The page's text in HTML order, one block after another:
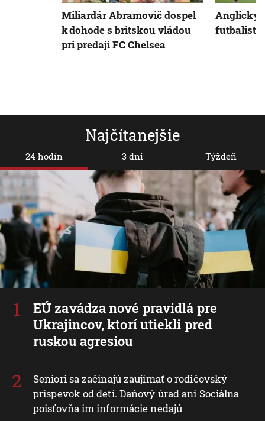
Najčítanejšie
24 hodín
EÚ zavádza nové pravidlá pre
Ukrajincov, ktorí utiekli pred
ruskou agresiou
Seniori sa začínajú zaujímať o rodičovský
príspevok od detí. Daňový úrad ani Sociálna
poisťovňa im informácie nedajú
3 dni Týždeň
Miliardár Abramovič dospel
k dohode s britskou vládou
pri predaji FC Chelsea
Anglický
futbalisti